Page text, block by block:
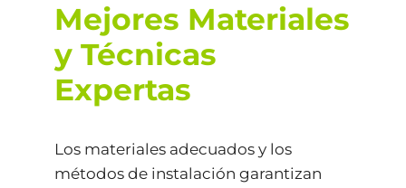
Mejores Materiales
y Técnicas
Expertas
Los materiales adecuados y los
métodos de instalación garantizan